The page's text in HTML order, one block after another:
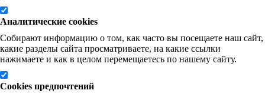
Аналитические cookies
Собирают информацию о том, как часто вы посещаете наш сайт,
какие разделы сайта просматриваете, на какие ссылки
нажимаете и как в целом перемещаетесь по нашему сайту.
Cookies предпочтений